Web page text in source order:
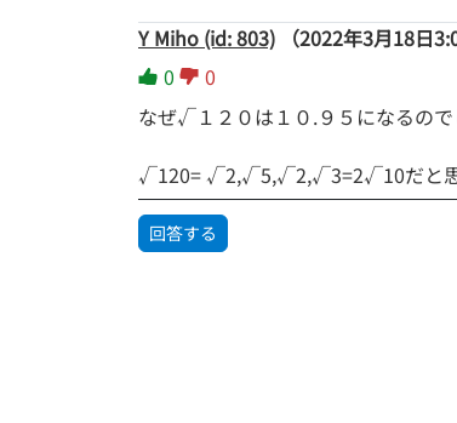
Y Miho (id: 803)
（2022年3月18日
0
0
なぜ√１２０は１０.９５になるので
√120= √2,√5,√2,√3=2√10だと思う
回答する